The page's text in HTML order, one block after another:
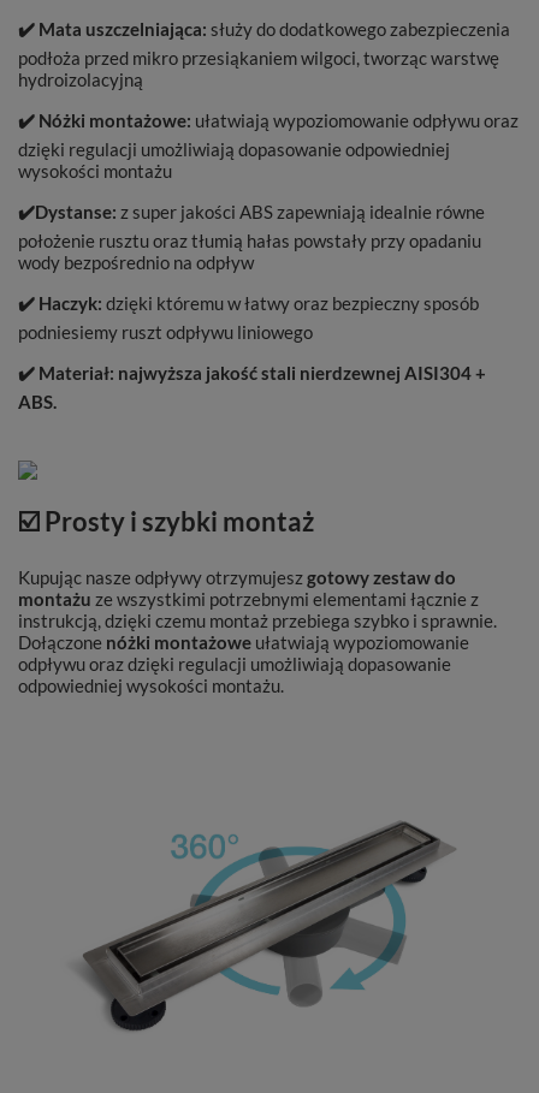
✔️ Mata uszczelniająca: służy do dodatkowego zabezpieczenia
podłoża przed mikro przesiąkaniem wilgoci, tworząc warstwę
hydroizolacyjną
✔️ Nóżki montażowe: ułatwiają wypoziomowanie odpływu oraz
dzięki regulacji umożliwiają dopasowanie odpowiedniej
wysokości montażu
✔️Dystanse: z super jakości ABS zapewniają idealnie równe
położenie rusztu oraz tłumią hałas powstały przy opadaniu
wody bezpośrednio na odpływ
✔️ Haczyk: dzięki któremu w łatwy oraz bezpieczny sposób
podniesiemy ruszt odpływu liniowego
✔️ Materiał: najwyższa jakość stali nierdzewnej AISI304 +
ABS.
☑️ Prosty i szybki montaż
Kupując nasze odpływy otrzymujeszgotowy zestaw do
montażu ze wszystkimi potrzebnymi elementami łącznie z
instrukcją, dzięki czemu montaż przebiega szybko i sprawnie.
Dołączone nóżki montażowe ułatwiają wypoziomowanie
odpływu orazdzięki regulacji umożliwiają dopasowanie
odpowiedniej wysokości montażu.